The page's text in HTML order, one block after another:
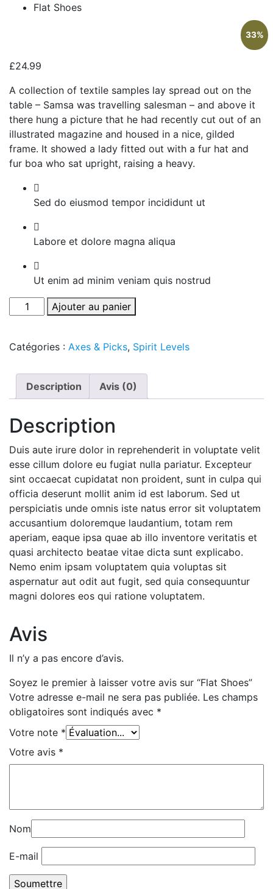
Flat Shoes
£24.99
A collection of textile samples lay spread out on the
table – Samsa was travelling salesman – and above it
there hung a picture that he had recently cut out of an
illustrated magazine and housed in a nice, gilded
frame. It showed a lady fitted out with a fur hat and
fur boa who sat upright, raising a heavy.
Sed do eiusmod tempor incididunt ut
Labore et dolore magna aliqua
Ut enim ad minim veniam quis nostrud
quantité
de
Shoes
Ajouter au panier
Catégories : Axes & Picks, Spirit Levels
Description Avis (0)
Description
Duis aute irure dolor in reprehenderit in voluptate velit
esse cillum dolore eu fugiat nulla pariatur. Excepteur
sint occaecat cupidatat non proident, sunt in culpa qui
officia deserunt mollit anim id est laborum. Sed ut
perspiciatis unde omnis iste natus error sit voluptatem
accusantium doloremque laudantium, totam rem
aperiam, eaque ipsa quae ab illo inventore veritatis et
quasi architecto beatae vitae dicta sunt explicabo.
Nemo enim ipsam voluptatem quia voluptas sit
aspernatur aut odit aut fugit, sed quia consequuntur
magni dolores eos qui ratione voluptatem.
Avis
Il n’y a pas encore d’avis.
Soyez le premier à laisser votre avis sur “Flat Shoes”
Votre adresse e-mail ne sera pas publiée. Les champs
obligatoires sont indiqués avec *
Votre note *
Votre avis *
Nom
E-mail
33%